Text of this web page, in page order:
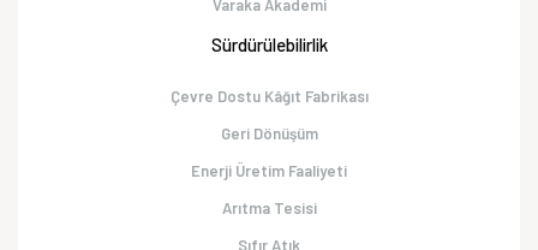
Varaka Akademi
Sürdürülebilirlik
Çevre Dostu Kâğıt Fabrikası
Geri Dönüşüm
Enerji Üretim Faaliyeti
Arıtma Tesisi
Sıfır Atık